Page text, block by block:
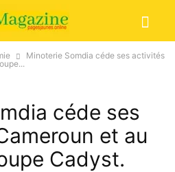
Minoterie Somdia céde ses activités
céde ses
et au
Cadyst.